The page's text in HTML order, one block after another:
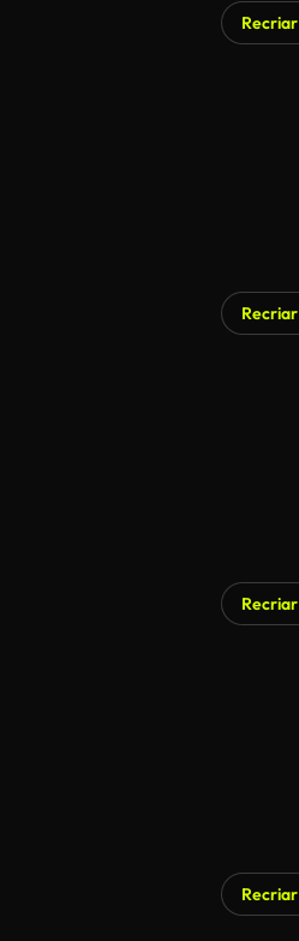
Recriar
Recriar
Recriar
Recriar